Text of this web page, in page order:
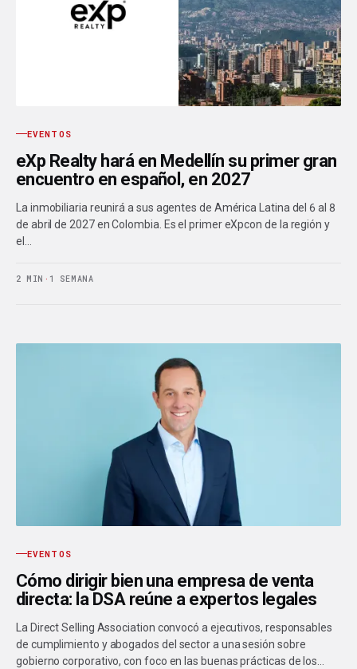
EVENTOS
eXp Realty hará en Medellín su primer gran
encuentro en español, en 2027
La inmobiliaria reunirá a sus agentes de América Latina del 6 al 8
de abril de 2027 en Colombia. Es el primer eXpcon de la región y
el…
2 MIN · 1 SEMANA
EVENTOS
Cómo dirigir bien una empresa de venta
directa: la DSA reúne a expertos legales
La Direct Selling Association convocó a ejecutivos, responsables
de cumplimiento y abogados del sector a una sesión sobre
gobierno corporativo, con foco en las buenas prácticas de los…